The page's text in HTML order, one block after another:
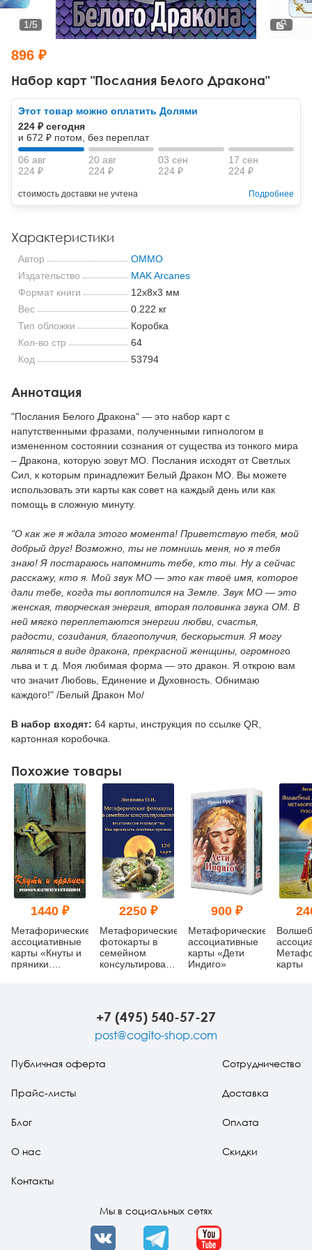
Тревожные расстройства, панические атаки
Психодрама
Другие направления психотерапии
Классический, эриксоновский гипноз и НЛП
НЛП
Психология труда и эргономика
Социальная психология
Социальная и организационная психология
Классический и юнгианский психоанализ
Набор карт "Послания Белого Дракона"
1/5
896 ₽
Этот товар можно оплатить Долями
224 ₽ сегодня
и 672 ₽ потом, без переплат
06 авг
224 ₽
20 авг
224 ₽
03 сен
224 ₽
17 сен
224 ₽
стоимость доставки не учтена Подробнее
Характеристики
Автор
ОММО
Издательство
MAK Arcanes
Формат книги
12x8x3 мм
Вес
0.222 кг
Тип обложки
Коробка
Кол-во стр
64
Код
53794
Аннотация
"Послания Белого Дракона" — это набор карт с
напутственными фразами, полученными гипнологом в
измененном состоянии сознания от существа из тонкого мира
– Дракона, которую зовут МО. Послания исходят от Светлых
Сил, к которым принадлежит Белый Дракон МО. Вы можете
использовать эти карты как совет на каждый день или как
помощь в сложную минуту.
"О как же я ждала этого момента! Приветствую тебя, мой
добрый друг! Возможно, ты не помнишь меня, но я тебя
знаю! Я постараюсь напомнить тебе, кто ты. Ну а сейчас
расскажу, кто я. Мой звук МО — это как твоё имя, которое
дали тебе, когда ты воплотился на Земле. Звук МО — это
женская, творческая энергия, вторая половинка звука ОМ. В
ней мягко переплетаются энергии любви, счастья,
радости, созидания, благополучия, бескорыстия. Я могу
являться в виде дракона, прекрасной женщины, огромного
льва и т. д. Моя любимая форма — это дракон. Я открою вам
что значит Любовь, Единение и Духовность. Обнимаю
каждого!" /Белый Дракон Мо/
В набор входят: 64 карты, инструкция по ссылке QR,
картонная коробочка.
Похожие товары
1440 ₽
Метафорические
ассоциативные
карты «Кнуты и
пряники.
2250 ₽
Метафорические
фотокарты в
семейном
консультировании.
кризисы
900 ₽
Метафорические
ассоциативные
карты «Дети
Индиго»
карты
+7 (495) 540-57-27
post@cogito-shop.com
Публичная оферта
Прайс-листы
Блог
О нас
Контакты
Сотрудничество
Доставка
Оплата
Скидки
Мы в социальных сетях
VK Telegram YouTube